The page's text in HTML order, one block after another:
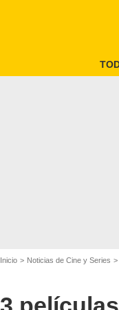
Inicio Noticias de Cine y Series